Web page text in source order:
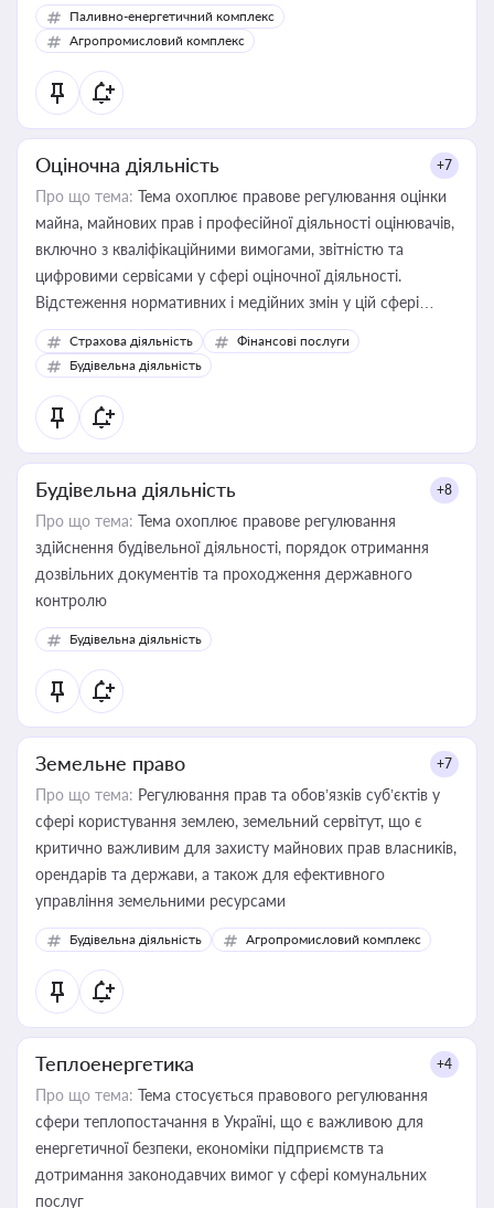
Паливно-енергетичний комплекс
Агропромисловий комплекс
Оціночна діяльність +7
Про що тема: Тема охоплює правове регулювання оцінки
майна, майнових прав і професійної діяльності оцінювачів,
включно з кваліфікаційними вимогами, звітністю та
цифровими сервісами у сфері оціночної діяльності.
Відстеження нормативних і медійних змін у цій сфері
корисне для власника бізнесу, керівника, юриста або
бухгалтера під час оподаткування, приватизації, оренди
державного майна, корпоративних угод і перевірки
статусу суб'єктів оціночної діяльності
Страхова діяльність
Фінансові послуги
Будівельна діяльність
Будівельна діяльність +8
Про що тема: Тема охоплює правове регулювання
здійснення будівельної діяльності, порядок отримання
дозвільних документів та проходження державного
контролю
Будівельна діяльність
Земельне право +7
Про що тема: Регулювання прав та обов’язків суб’єктів у
сфері користування землею, земельний сервітут, що є
критично важливим для захисту майнових прав власників,
орендарів та держави, а також для ефективного
управління земельними ресурсами
Будівельна діяльність Агропромисловий комплекс
Теплоенергетика +4
Про що тема: Тема стосується правового регулювання
сфери теплопостачання в Україні, що є важливою для
енергетичної безпеки, економіки підприємств та
дотримання законодавчих вимог у сфері комунальних
послуг